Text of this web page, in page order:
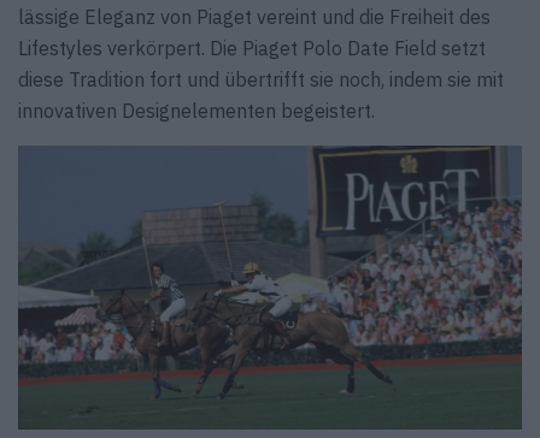
lässige Eleganz von Piaget vereint und die Freiheit des
Lifestyles verkörpert. Die Piaget Polo Date Field setzt
diese Tradition fort und übertrifft sie noch, indem sie mit
innovativen Designelementen begeistert.